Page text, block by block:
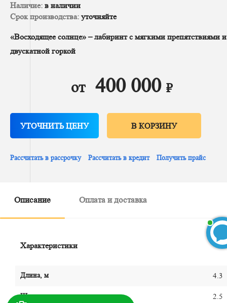
Наличие: в наличии
Срок производства: уточняйте
«Восходящее солнце» – лабиринт с мягкими препятствиями и
двускатной горкой
от 400 000 ₽
УТОЧНИТЬ ЦЕНУ В КОРЗИНУ
Рассчитать в рассрочку Рассчитать в кредит Получить прайс
Описание Оплата и доставка
Характеристики
Длина, м 4.3
Ширина, м 2.5
БЕСПЛАТНЫЙ 3D-проект